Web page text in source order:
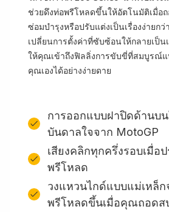
ช่วยดึงท่อพรีโหลดขึ้นให้อัตโนมัติเมื่อ
ซ่อมบำรุงหรือปรับแต่งเป็นเรื่องง่ายก
เปลี่ยนการตั้งค่าที่ซับซ้อนให้กลายเป็น
ให้คุณเข้าถึงฟิลลิ่งการขับขี่ที่สมบูรณ์
คุณเองได้อย่างง่ายดาย
การออกแบบฝาปิดด้านบ
บันดาลใจจาก MotoGP
เสียงคลิกทุกครึ่งรอบเมื่อ
พรีโหลด
วงแหวนไกด์แบบแม่เหล็
พรีโหลดขึ้นเมื่อคุณถอดส